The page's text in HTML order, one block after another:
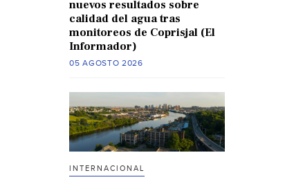
nuevos resultados sobre
calidad del agua tras
monitoreos de Coprisjal (El
Informador)
05 AGOSTO 2026
INTERNACIONAL